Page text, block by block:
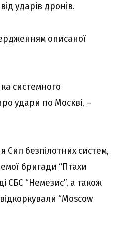
ударів дронів.
описаної
системного
удари по Москві, –
Сил безпілотних систем,
бригади “Птахи
СБС “Немезис”, а також
“Moscow